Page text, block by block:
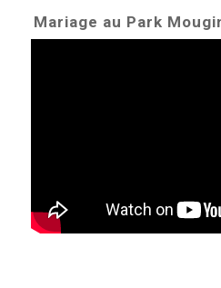
Mariage au Park